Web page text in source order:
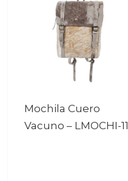
Mochila Cuero
Vacuno – LMOCHI-11